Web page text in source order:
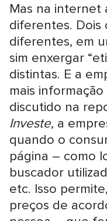
Mas na internet
diferentes. Dois
diferentes, em
sim enxergar
distintas. E a
mais
discutido na
Investe, a
quando o
página – como
buscador
etc. Isso
preços de